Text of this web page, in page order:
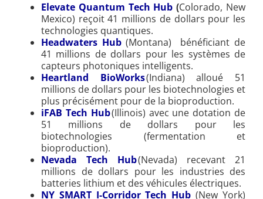
Elevate Quantum Tech Hub (Colorado, New
Mexico) reçoit 41 millions de dollars pour les
technologies quantiques.
Headwaters Hub(Montana) bénéficiant de
41 millions de dollars pour les systèmes de
capteurs photoniques intelligents.
Heartland BioWorks(Indiana) alloué 51
millions de dollars pour les biotechnologies et
plus précisément pour de la bioproduction.
iFAB Tech Hub(Illinois) avec une dotation de
51 millions de dollars pour les
biotechnologies (fermentation et
bioproduction).
Nevada Tech Hub(Nevada) recevant 21
millions de dollars pour les industries des
batteries lithium et des véhicules électriques.
NY SMART I-Corridor Tech Hub (New York)